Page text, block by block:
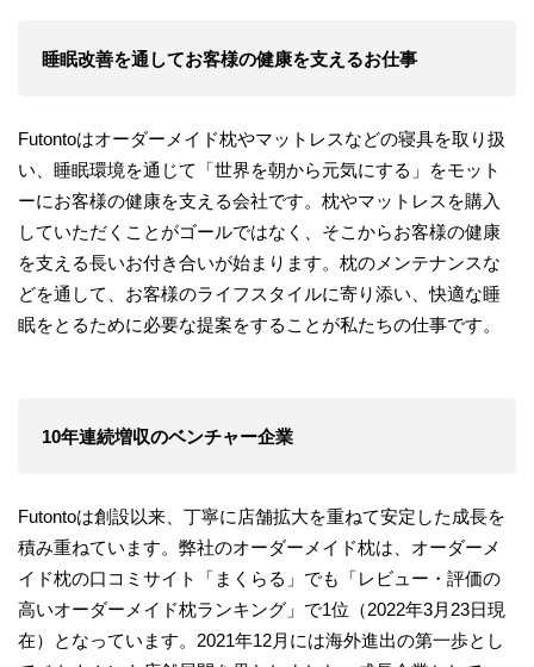
睡眠改善を通してお客様の健康を支えるお仕事
Futontoはオーダーメイド枕やマットレスなどの寝具を取り扱
い、睡眠環境を通じて「世界を朝から元気にする」をモット
ーにお客様の健康を支える会社です。枕やマットレスを購入
していただくことがゴールではなく、そこからお客様の健康
を支える長いお付き合いが始まります。枕のメンテナンスな
どを通して、お客様のライフスタイルに寄り添い、快適な睡
眠をとるために必要な提案をすることが私たちの仕事です。
10年連続増収のベンチャー企業
Futontoは創設以来、丁寧に店舗拡大を重ねて安定した成長を
積み重ねています。弊社のオーダーメイド枕は、オーダーメ
イド枕の口コミサイト「まくらる」でも「レビュー・評価の
高いオーダーメイド枕ランキング」で1位（2022年3月23日現
在）となっています。2021年12月には海外進出の第一歩とし